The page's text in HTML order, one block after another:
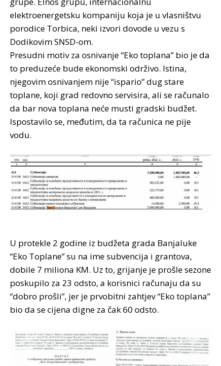
elektroenergetsku kompaniju koja je u vlasništvu
porodice Torbica, neki izvori dovode u vezu s
Dodikovim SNSD-om.
Presudni motiv za osnivanje “Eko toplana” bio je da
to preduzeće bude ekonomski održivo. Istina,
njegovim osnivanjem nije “ispario” dug stare
toplane, koji grad redovno servisira, ali se računalo
da bar nova toplana neće musti gradski budžet.
Ispostavilo se, međutim, da ta računica ne pije
vodu.
U protekle 2 godine iz budžeta grada Banjaluke
“Eko Toplane” su na ime subvencija i grantova,
dobile 7 miliona KM. Uz to, grijanje je prošle sezone
poskupilo za 23 odsto, a korisnici računaju da su
“dobro prošli”, jer je prvobitni zahtjev “Eko toplana”
bio da se cijena digne za čak 60 odsto.